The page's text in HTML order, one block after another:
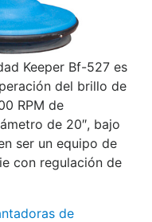
Keeper Bf-527 es
del brillo de
RPM de
de 20″, bajo
ser un equipo de
con regulación de
de